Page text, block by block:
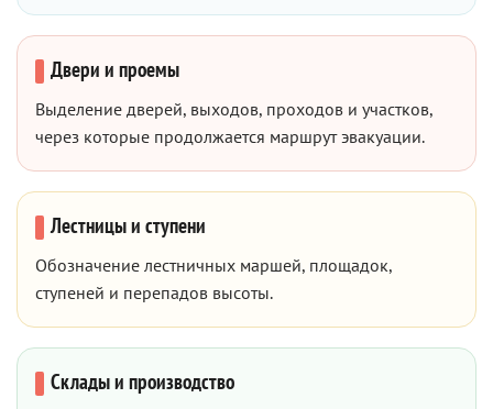
Двери и проемы
Выделение дверей, выходов, проходов и участков,
через которые продолжается маршрут эвакуации.
Лестницы и ступени
Обозначение лестничных маршей, площадок,
ступеней и перепадов высоты.
Склады и производство